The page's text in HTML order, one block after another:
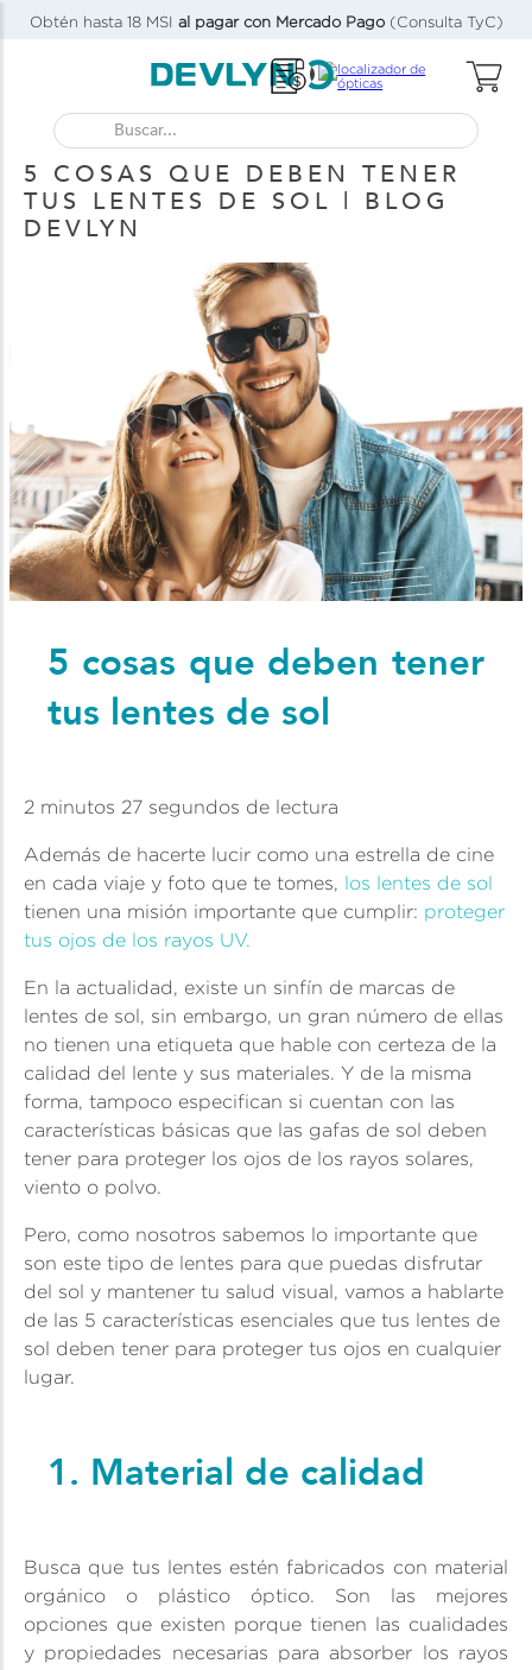
Obtén hasta 18 MSI al pagar con Mercado Pago(Consulta TyC)
Buscar...
5 COSAS QUE DEBEN TENER
TUS LENTES DE SOL | BLOG
DEVLYN
5 cosas que deben tener
tus lentes de sol
2 minutos 27 segundos de lectura
Además de hacerte lucir como una estrella de cine
en cada viaje y foto que te tomes, los lentes de sol
tienen una misión importante que cumplir: proteger
tus ojos de los rayos UV.
En la actualidad, existe un sinfín de marcas de
lentes de sol, sin embargo, un gran número de ellas
no tienen una etiqueta que hable con certeza de la
calidad del lente y sus materiales. Y de la misma
forma, tampoco especifican si cuentan con las
características básicas que las gafas de sol deben
tener para proteger los ojos de los rayos solares,
viento o polvo.
Pero, como nosotros sabemos lo importante que
son este tipo de lentes para que puedas disfrutar
del sol y mantener tu salud visual, vamos a hablarte
de las 5 características esenciales que tus lentes de
sol deben tener para proteger tus ojos en cualquier
lugar.
1. Material de calidad
Busca que tus lentes estén fabricados con material
orgánico o plástico óptico. Son las mejores
opciones que existen porque tienen las cualidades
y propiedades necesarias para absorber los rayos